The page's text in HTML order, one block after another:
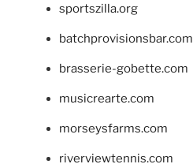
sportszilla.org
batchprovisionsbar.com
brasserie-gobette.com
musicrearte.com
morseysfarms.com
riverviewtennis.com